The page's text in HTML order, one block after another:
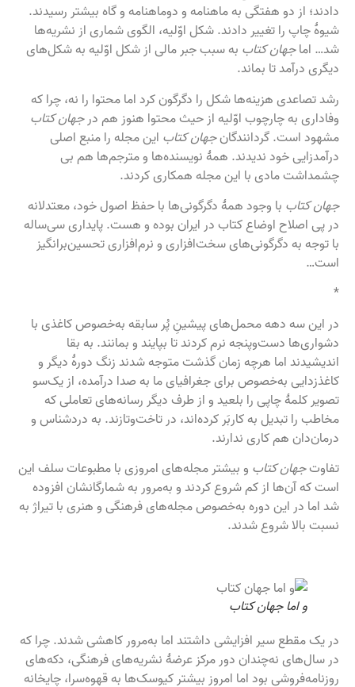
دادند؛ از دو هفتگی به ماهنامه و دوماهنامه و گاه بیشتر رسیدند.
شیوهٔ چاپ را تغییر دادند. شکل اوّلیه، الگوی شماری از نشریه‌ها
شد… اماجهان کتاب به سبب جبر مالی از شکل اوّلیه به شکل‌های
دیگری درآمد تا بماند.
رشد تصاعدی هزینه‌ها شکل را دگرگون کرد اما محتوا را نه، چرا که
وفاداری به چارچوب اوّلیه از حیث محتوا هنوز هم درجهان کتاب
مشهود است. گردانندگانجهان کتاب این مجله را منبع اصلی
درآمدزایی خود ندیدند. همهٔ نویسنده‌ها و مترجم‌ها هم بی
چشمداشت مادی با این مجله همکاری کردند.
جهان کتاب با وجود همهٔ دگرگونی‌ها با حفظ اصول خود، معتدلانه
در پی اصلاح اوضاع کتاب در ایران بوده و هست. پایداری سی‌ساله
با توجه به دگرگونی‌های سخت‌افزاری و نرم‌افزاری تحسین‌برانگیز
است…
*
در این سه دهه محمل‌های پیشینِ پُر سابقه به‌خصوص کاغذی با
دشواری‌ها دست‌وپنجه نرم کردند تا بپایند و بمانند. به بقا
اندیشیدند اما هرچه زمان گذشت متوجه شدند زنگ دورهٔ دیگر و
کاغذزدایی به‌خصوص برای جغرافیای ما به صدا درآمده، از یک‌سو
تصویر کلمۀ چاپی را بلعید و از طرف دیگر رسانه‌های تعاملی که
مخاطب را تبدیل به کاربَر کرده‌اند، در تاخت‌وتازند. به دردشناس و
درمان‌دان هم کاری ندارند.
تفاوتجهان کتاب و بیشتر مجله‌های امروزی با مطبوعات سلف این
است که آن‌ها از کم شروع کردند و به‌مرور به شمارگانشان افزوده
شد اما در این دوره به‌خصوص مجله‌های فرهنگی و هنری با تیراژ به
نسبت بالا شروع شدند.
و اما جهان کتاب
در یک مقطع سیر افزایشی داشتند اما به‌مرور کاهشی شدند. چرا که
در سال‌های نه‌چندان دور مرکز عرضهٔ نشریه‌های فرهنگی، دکه‌های
روزنامه‌فروشی بود اما امروز بیشتر کیوسک‌ها به قهوه‌سرا، چایخانه